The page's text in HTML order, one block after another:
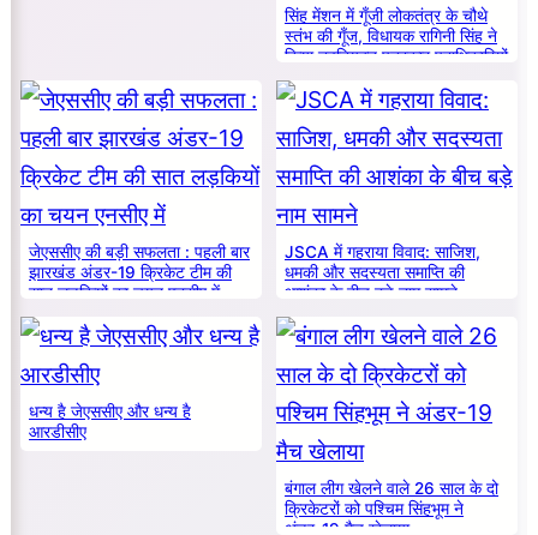
सिंह मेंशन में गूँजी लोकतंत्र के चौथे
स्तंभ की गूँज, विधायक रागिनी सिंह ने
किया नवनियुक्त पत्रकार पदाधिकारियों
का सम्मान
जेएससीए की बड़ी सफलता : पहली बार
झारखंड अंडर-19 क्रिकेट टीम की
सात लड़कियों का चयन एनसीए में
JSCA में गहराया विवाद: साजिश,
धमकी और सदस्यता समाप्ति की
आशंका के बीच बड़े नाम सामने
धन्य है जेएससीए और धन्य है
आरडीसीए
बंगाल लीग खेलने वाले 26 साल के दो
क्रिकेटरों को पश्चिम सिंहभूम ने
अंडर-19 मैच खेलाया